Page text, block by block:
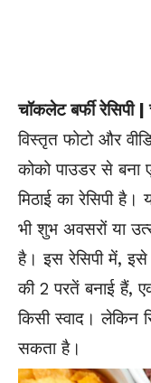
चॉकलेट बर्फी रेसिपी |
विस्तृत फोटो और
कोको पाउडर से
मिठाई का रेसिपी है।
भी शुभ अवसरों या
है। इस रेसिपी में,
की 2 परतें बनाई हैं,
किसी स्वाद। लेकिन
सकता है।